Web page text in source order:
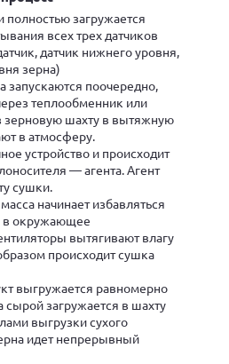
загружается
всех трех датчиков
датчик нижнего уровня,
зерна)
запускаются поочередно,
теплообменник или
зерновую шахту в вытяжную
в атмосферу.
устройство и происходит
— агента. Агент
сушки.
начинает избавляться
в окружающее
вытягивают влагу
происходит сушка
выгружается равномерно
загружается в шахту
выгрузки сухого
идет непрерывный